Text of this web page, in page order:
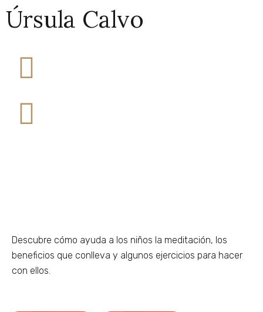
Úrsula Calvo
Descubre cómo ayuda a los niños la meditación, los
beneficios que conlleva y algunos ejercicios para hacer
con ellos.